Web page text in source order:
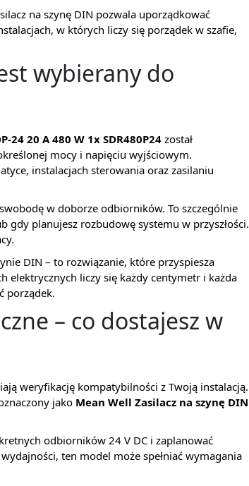
na szynę DIN pozwala uporządkować
w których liczy się porządek w szafie,
wybierany do
24 20 A 480 W 1x SDR480P24 został
mocy i napięciu wyjściowym.
instalacjach sterowania oraz zasilaniu
w doborze odbiorników. To szczególnie
gdy planujesz rozbudowę systemu w przyszłości.
DIN – to rozwiązanie, które przyspiesza
elektrycznych liczy się każdy centymetr i każda
porządek.
– co dostajesz w
weryfikację kompatybilności z Twoją instalacją.
jako Mean Well Zasilacz na szynę DIN
odbiorników 24 V DC i zaplanować
ten model może spełniać wymagania